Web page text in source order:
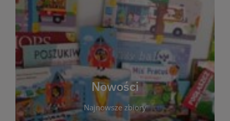
Nowości
Najnowsze zbiory
W tej sekcji prezentujemy najnowsze książki,
audiobooki oraz filmy, które właśnie trafiły do
zbiorów Miejskiej Biblioteki Publicznej w
Starachowicach. Regularnie aktualizujemy listę,
aby Czytelnicy mogli na bieżąco odkrywać świeże
tytuły i najciekawsze premiery wydawnicze. Każda
pozycja opatrzona jest krótkim opisem i
informacją o dostępności w katalogu. Zachęcamy